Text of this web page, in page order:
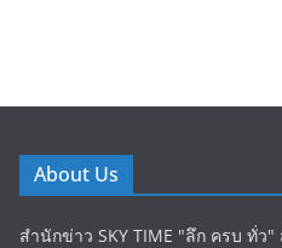
About Us
สำนักข่าว SKY TIME "ลึก ครบ ทั่ว